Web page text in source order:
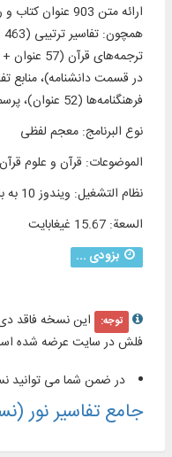
فرهنگنامه‌ها (52 عنوان)، پرسمان‌های قرآنی (32 عنوان)
نوع البرنامج:معجم لفظی
الموضوعات: قرآن و علوم قرآن
نظام التشغیل: ویندوز 10 به بالا
السعة:15.67 غيغابايت
بزودی ...
توجه:
این نسخه فاقد
فلش در سایت عرضه شده
در ضمن شما می توانید
جامع تفاسیر نور